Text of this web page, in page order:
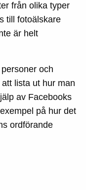
från olika typer
till fotoälskare
är helt
och
lista ut hur man
av Facebooks
på hur det
ordförande